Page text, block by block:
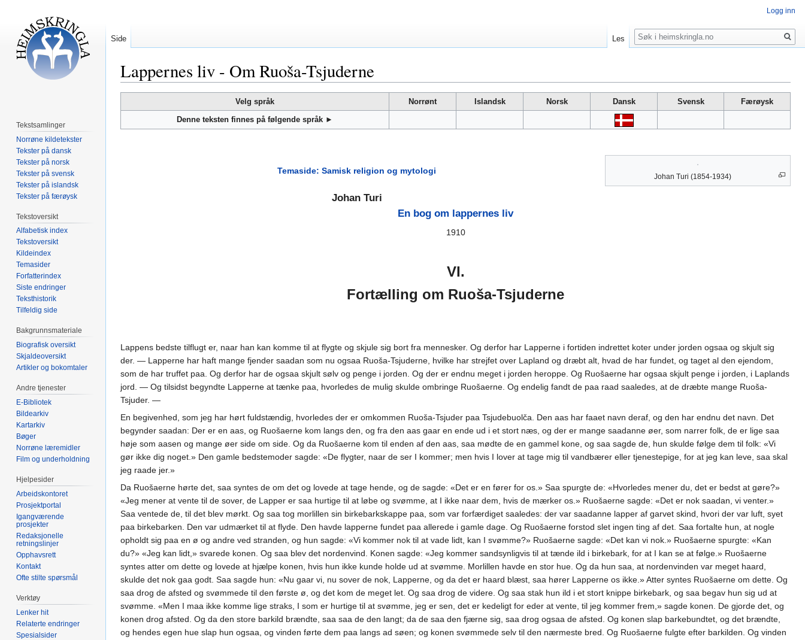
Lappernes liv - Om Ruoša-Tsjuderne
til
til
Velg språk Norrønt Islandsk Norsk Dansk Svensk
Færøysk
Denne teksten finnes på følgende språk ►
Johan Turi (1854-1934)
Temaside: Samisk religion og mytologi
Johan Turi
En bog om lappernes liv
1910
VI.
Fortælling om Ruoša-Tsjuderne
Lappens bedste tilflugt er, naar han kan komme til at flygte og skjule sig bort fra mennesker. Og derfor har Lapperne i fortiden indrettet koter under jorden ogsaa og skjult sig
der. — Lapperne har haft mange fjender saadan som nu ogsaa Ruoša-Tsjuderne, hvilke har strejfet over Lapland og dræbt alt, hvad de har fundet, og taget al den ejendom,
som de har truffet paa. Og derfor har de ogsaa skjult sølv og penge i jorden. Og der er endnu meget i jorden heroppe. Og Ruošaerne har ogsaa skjult penge i jorden, i Laplands
jord. — Og tilsidst begyndte Lapperne at tænke paa, hvorledes de mulig skulde ombringe Ruošaerne. Og endelig fandt de paa raad saaledes, at de dræbte mange Ruoša-
Tsjuder. —
En begivenhed, som jeg har hørt fuldstændig, hvorledes der er omkommen Ruoša-Tsjuder paa Tsjudebuolča. Den aas har faaet navn deraf, og den har endnu det navn. Det
begynder saadan: Der er en aas, og Ruošaerne kom langs den, og fra den aas gaar en ende ud i et stort næs, og der er mange saadanne øer, som narrer folk, de er lige saa
høje som aasen og mange øer side om side. Og da Ruošaerne kom til enden af den aas, saa mødte de en gammel kone, og saa sagde de, hun skulde følge dem til folk: «Vi
gør ikke dig noget.» Den gamle bedstemoder sagde: «De flygter, naar de ser I kommer; men hvis I lover at tage mig til vandbærer eller tjenestepige, for at jeg kan leve, saa skal
jeg raade jer.»
Da Ruošaerne hørte det, saa syntes de om det og lovede at tage hende, og de sagde: «Det er en fører for os.» Saa spurgte de: «Hvorledes mener du, det er bedst at gøre?»
«Jeg mener at vente til de sover, de Lapper er saa hurtige til at løbe og svømme, at I ikke naar dem, hvis de mærker os.» Ruošaerne sagde: «Det er nok saadan, vi venter.»
Saa ventede de, til det blev mørkt. Og saa tog morlillen sin birkebarkskappe paa, som var forfærdiget saaledes: der var saadanne lapper af garvet skind, hvori der var luft, syet
paa birkebarken. Den var udmærket til at flyde. Den havde lapperne fundet paa allerede i gamle dage. Og Ruošaerne forstod slet ingen ting af det. Saa fortalte hun, at nogle
opholdt sig paa en ø og andre ved stranden, og hun sagde: «Vi kommer nok til at vade lidt, kan I svømme?» Ruošaerne sagde: «Det kan vi nok.» Ruošaerne spurgte: «Kan
du?» «Jeg kan lidt,» svarede konen. Og saa blev det nordenvind. Konen sagde: «Jeg kommer sandsynligvis til at tænde ild i birkebark, for at I kan se at følge.» Ruošaerne
syntes atter om dette og lovede at hjælpe konen, hvis hun ikke kunde holde ud at svømme. Morlillen havde en stor hue. Og da hun saa, at nordenvinden var meget haard,
skulde det nok gaa godt. Saa sagde hun: «Nu gaar vi, nu sover de nok, Lapperne, og da det er haard blæst, saa hører Lapperne os ikke.» Atter syntes Ruošaerne om dette. Og
saa drog de afsted og svømmede til den første ø, og det kom de meget let. Og saa drog de videre. Og saa stak hun ild i et stort knippe birkebark, og saa begav hun sig ud at
svømme. «Men I maa ikke komme lige straks, I som er hurtige til at svømme, jeg er sen, det er kedeligt for eder at vente, til jeg kommer frem,» sagde konen. De gjorde det, og
konen drog afsted. Og da den store barkild brændte, saa saa de den langt; da de saa den fjærne sig, saa drog ogsaa de afsted. Og konen slap barkebundtet, og det brændte,
og hendes egen hue slap hun ogsaa, og vinden førte dem paa langs ad søen; og konen svømmede selv til den nærmeste bred. Og Ruošaerne fulgte efter barkilden. Og vinden
Logg inn
Side Les
Søk
Tekstsamlinger
Norrøne kildetekster
Tekster på dansk
Tekster på norsk
Tekster på svensk
Tekster på islandsk
Tekster på færøysk
Tekstoversikt
Alfabetisk index
Tekstoversikt
Kildeindex
Temasider
Forfatterindex
Siste endringer
Teksthistorik
Tilfeldig side
Bakgrunnsmateriale
Biografisk oversikt
Skjaldeoversikt
Artikler og bokomtaler
Andre tjenester
E-Bibliotek
Bildearkiv
Kartarkiv
Bøger
Norrøne læremidler
Film og underholdning
Hjelpesider
Arbeidskontoret
Prosjektportal
Igangværende
prosjekter
Redaksjonelle
retningslinjer
Opphavsrett
Kontakt
Ofte stilte spørsmål
Verktøy
Lenker hit
Relaterte endringer
Spesialsider